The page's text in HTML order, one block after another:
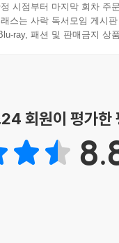
시점부터 마지막 회차 주
스는 사락 독서모임 게시
ray, 패션 및 판매금지 상
회원이 평가한